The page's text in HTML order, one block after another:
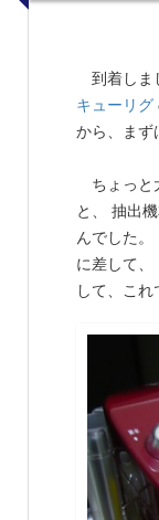
到着しま
キューリグ
から、まず
ちょっと
と、 抽出
んでした。
に差して、
して、これ